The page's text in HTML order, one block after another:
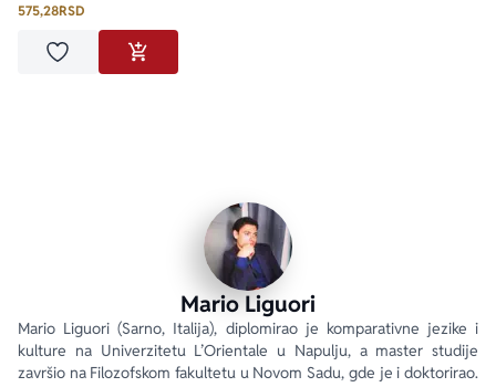
575,28RSD
Dodaj u omiljeneDODAJ U KORPU
Mario Liguori
Mario Liguori (Sarno, Italija), diplomirao je komparativne jezike i
kulture na Univerzitetu L’Orientale u Napulju, a master studije
završio na Filozofskom fakultetu u Novom Sadu, gde je i doktorirao.